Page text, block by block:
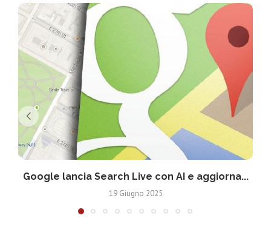
Google lancia Search Live con AI e aggiorna...
19 Giugno 2025